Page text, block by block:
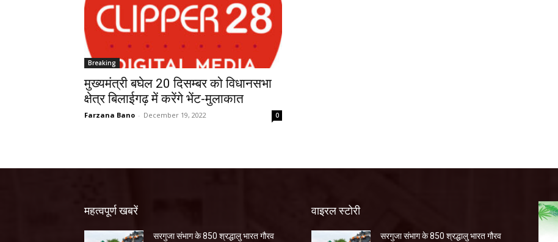
Breaking
मुख्यमंत्री बघेल 20 दिसम्बर को विधानसभा
क्षेत्र बिलाईगढ़ में करेंगे भेंट-मुलाकात
Farzana Bano - December 19, 2022 0
महत्वपूर्ण खबरें
सरगुजा संभाग के 850 श्रद्धालु भारत गौरव
वाइरल स्टोरी
सरगुजा संभाग के 850 श्रद्धालु भारत गौरव